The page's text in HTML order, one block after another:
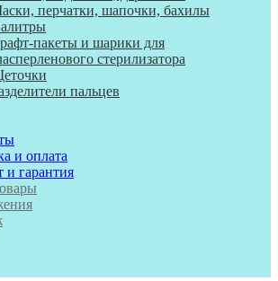
перчатки, шапочки, бахилы
рафт-пакеты и шарики для
стерилизатора
пальцев
и оплата
и гарантия